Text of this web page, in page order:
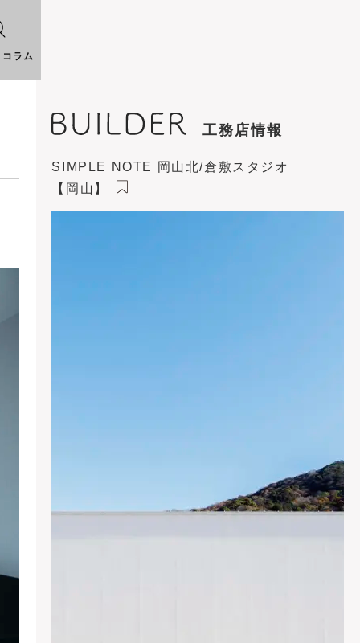
ラム
工務店情報
SIMPLE NOTE 岡山北/倉敷スタジオ
【岡山】